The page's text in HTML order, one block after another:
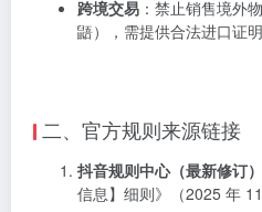
跨境交易 ：禁止销售境外
鼯），需提供合法进口证明
二、官方规则来源链接
抖音规则中心（最新修订）
信息】细则》（2025 年